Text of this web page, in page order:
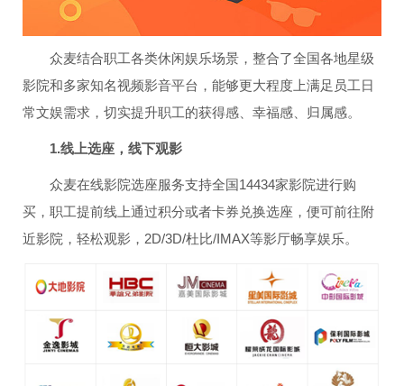
众麦结合职工各类休闲娱乐场景，整合了全国各地星级
影院和多家知名视频影音平台，能够更大程度上满足员工日
常文娱需求，切实提升职工的获得感、幸福感、归属感。
1.线上选座，线下观影
众麦在线影院选座服务支持全国14434家影院进行购
买，职工提前线上通过积分或者卡券兑换选座，便可前往附
近影院，轻松观影，2D/3D/杜比/IMAX等影厅畅享娱乐。